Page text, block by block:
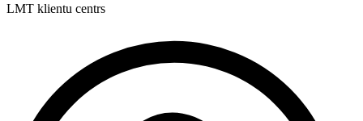
LMT klientu centrs